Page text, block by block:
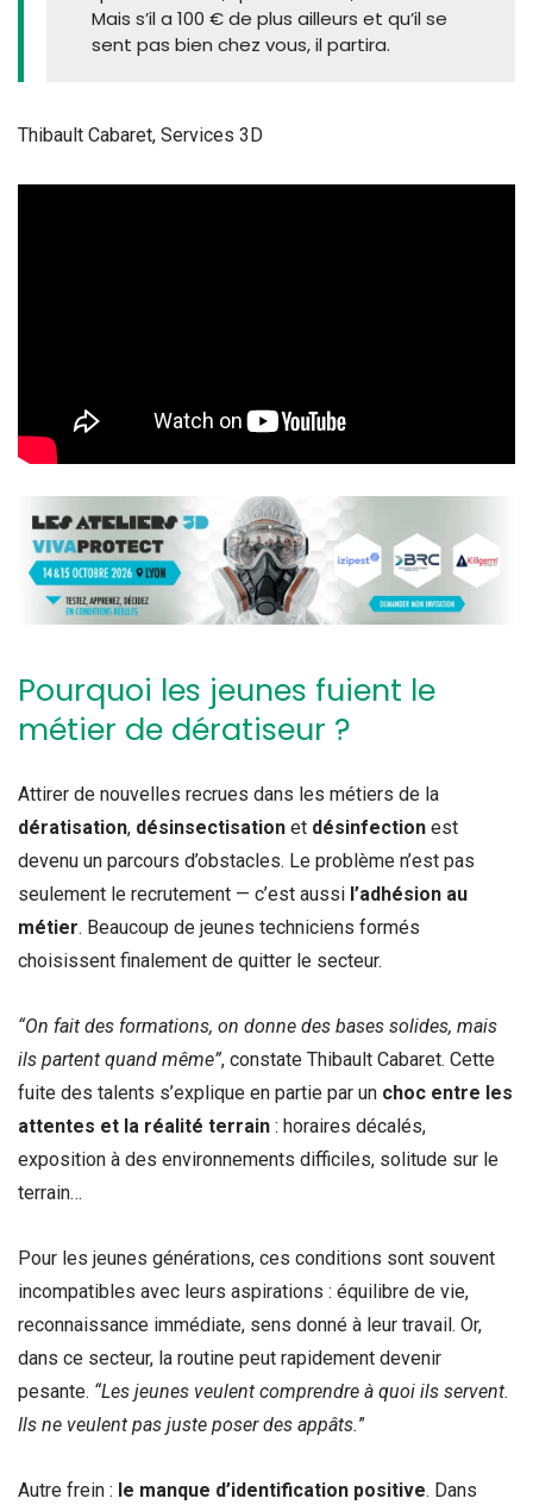
Mais s’il a 100 € de plus ailleurs et qu’il se
sent pas bien chez vous, il partira.
Thibault Cabaret, Services 3D
Pourquoi les jeunes fuient le
métier de dératiseur ?
Attirer de nouvelles recrues dans les métiers de la
dératisation, désinsectisation et désinfection est
devenu un parcours d’obstacles. Le problème n’est pas
seulement le recrutement — c’est aussi l’adhésion au
métier. Beaucoup de jeunes techniciens formés
choisissent finalement de quitter le secteur.
“On fait des formations, on donne des bases solides, mais
ils partent quand même”, constate Thibault Cabaret. Cette
fuite des talents s’explique en partie par un choc entre les
attentes et la réalité terrain : horaires décalés,
exposition à des environnements difficiles, solitude sur le
terrain…
Pour les jeunes générations, ces conditions sont souvent
incompatibles avec leurs aspirations : équilibre de vie,
reconnaissance immédiate, sens donné à leur travail. Or,
dans ce secteur, la routine peut rapidement devenir
pesante. “Les jeunes veulent comprendre à quoi ils servent.
Ils ne veulent pas juste poser des appâts.”
Autre frein : le manque d’identification positive. Dans